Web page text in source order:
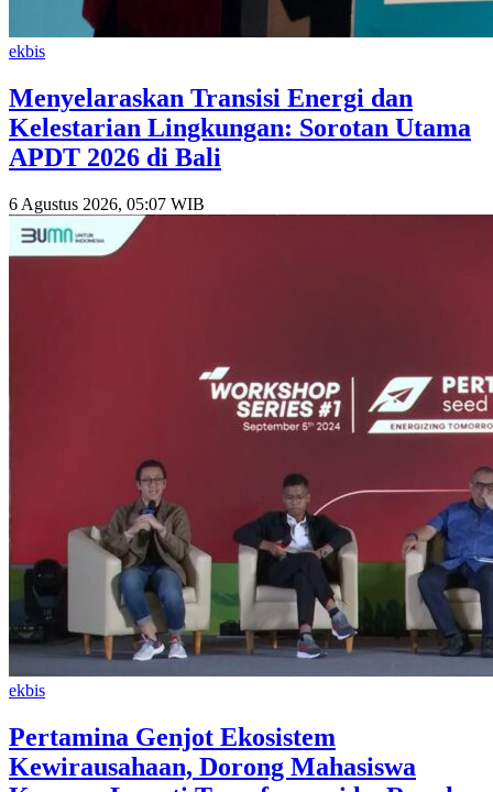
ekbis
Menyelaraskan Transisi Energi dan
Kelestarian Lingkungan: Sorotan Utama
APDT 2026 di Bali
6 Agustus 2026, 05:07 WIB
ekbis
Pertamina Genjot Ekosistem
Kewirausahaan, Dorong Mahasiswa